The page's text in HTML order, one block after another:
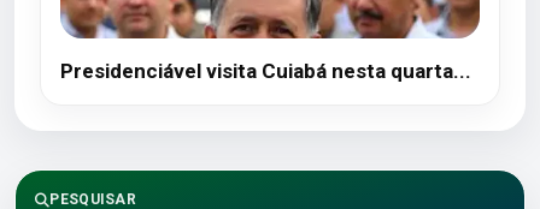
Presidenciável visita Cuiabá nesta quarta...
PESQUISAR